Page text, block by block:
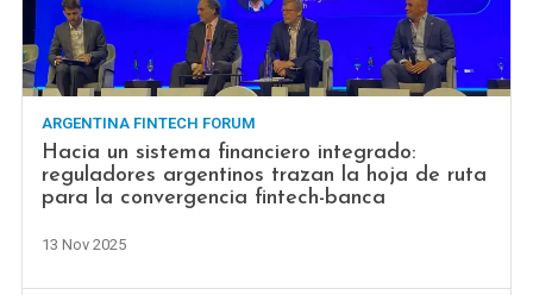
ARGENTINA FINTECH FORUM
Hacia un sistema financiero integrado:
reguladores argentinos trazan la hoja de ruta
para la convergencia fintech-banca
13 Nov 2025